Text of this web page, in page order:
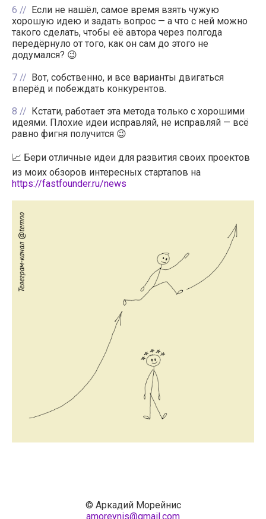
6
Если не нашёл, самое время взять чужую
хорошую идею и задать вопрос — а что с ней можно
такого сделать, чтобы её автора через полгода
передёрнуло от того, как он сам до этого не
додумался? 😉
7
Вот, собственно, и все варианты двигаться
вперёд и побеждать конкурентов.
8
Кстати, работает эта метода только с хорошими
идеями. Плохие идеи исправляй, не исправляй — всё
равно фигня получится 😉
📈 Бери отличные идеи для развития своих проектов
из моих обзоров интересных стартапов на
https://fastfounder.ru/news
© Аркадий Морейнис
amoreynis@gmail.com